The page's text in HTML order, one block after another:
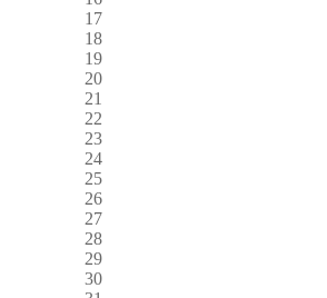
17
18
19
20
21
22
23
24
25
26
27
28
29
30